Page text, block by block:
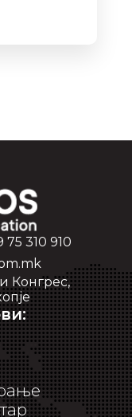
75 310 910
Конгрес,